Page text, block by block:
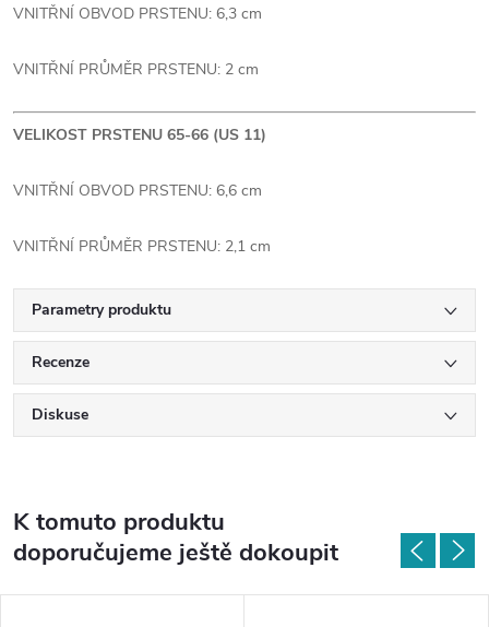
VNITŘNÍ OBVOD PRSTENU: 6,3 cm
VNITŘNÍ PRŮMĚR PRSTENU: 2 cm
VELIKOST PRSTENU 65-66 (US 11)
VNITŘNÍ OBVOD PRSTENU: 6,6 cm
VNITŘNÍ PRŮMĚR PRSTENU: 2,1 cm
Parametry produktu
Recenze
Diskuse
K tomuto produktu
doporučujeme ještě dokoupit